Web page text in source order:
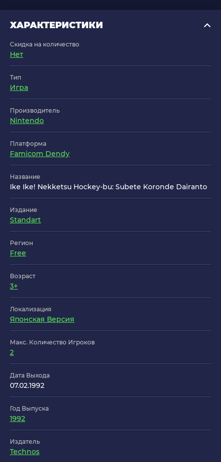
ХАРАКТЕРИСТИКИ
Скидка на количество
Нет
Тип
Игра
Производитель
Nintendo
Платформа
Famicom Dendy
Название
Ike Ike! Nekketsu Hockey-bu: Subete Koronde Dairanto
Издание
Standart
Регион
Free
Возраст
3+
Локализация
Японская Версия
Макс. Количество Игроков
2
Дата Выхода
07.02.1992
Год Выпуска
1992
Издатель
Technos